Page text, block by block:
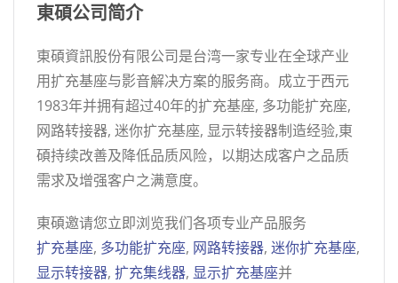
東碩公司简介
東碩資訊股份有限公司是台湾一家专业在全球产业
用扩充基座与影音解决方案的服务商。成立于西元
1983年并拥有超过40年的扩充基座, 多功能扩充座,
网路转接器, 迷你扩充基座, 显示转接器制造经验,東
碩持续改善及降低品质风险，以期达成客户之品质
需求及增强客户之满意度。
東碩邀请您立即浏览我们各项专业产品服务
扩充基座, 多功能扩充座, 网路转接器, 迷你扩充基座,
显示转接器, 扩充集线器, 显示扩充基座并